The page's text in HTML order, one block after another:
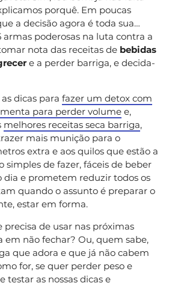
porquê. Em poucas
a decisão agora é toda sua…
poderosas na luta contra a
nota das receitas de bebidas
e a perder barriga, e decida-
dicas para fazer um detox com
para perder volume e,
melhores receitas seca barriga,
mais munição para o
extra e aos quilos que estão a
simples de fazer, fáceis de beber
e prometem reduzir todos os
quando o assunto é preparar o
estar em forma.
de usar nas próximas
em não fechar? Ou, quem sabe,
que adora e que já não cabem
for, se quer perder peso e
testar as nossas dicas e